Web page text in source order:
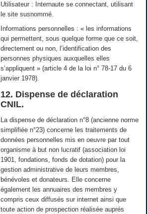
Utilisateur : Internaute se connectant, utilisant
le site susnommé.
Informations personnelles : « les informations
qui permettent, sous quelque forme que ce soit,
directement ou non, l’identification des
personnes physiques auxquelles elles
s’appliquent » (article 4 de la loi n° 78-17 du 6
janvier 1978).
12. Dispense de déclaration
CNIL.
La dispense de déclaration n°8 (ancienne norme
simplifiée n°23) concerne les traitements de
données personnelles mis en oeuvre par tout
organisme à but non lucratif (association loi
1901, fondations, fonds de dotation) pour la
gestion administrative de leurs membres,
bénévoles et donateurs. Elle concerne
également les annuaires des membres y
compris ceux diffusés sur internet ainsi que
toute action de prospection réalisée auprés